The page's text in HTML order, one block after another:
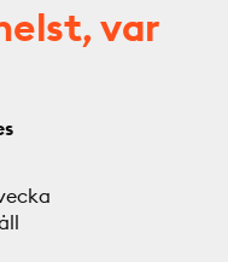
var